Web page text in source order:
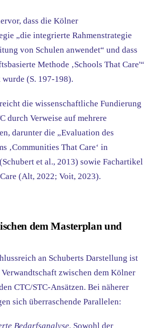
dass die Kölner
„die integrierte Rahmenstrategie
von Schulen anwendet“ und dass
Methode ‚Schools That Care'“
(S. 197-198).
die wissenschaftliche Fundierung
durch Verweise auf mehrere
darunter die „Evaluation des
‚Communities That Care‘ in
et al., 2013) sowie Fachartikel
(Alt, 2022; Voit, 2023).
dem Masterplan und
an Schuberts Darstellung ist
zwischen dem Kölner
CTC/STC-Ansätzen. Bei näherer
sich überraschende Parallelen:
Bedarfsanalyse. Sowohl der